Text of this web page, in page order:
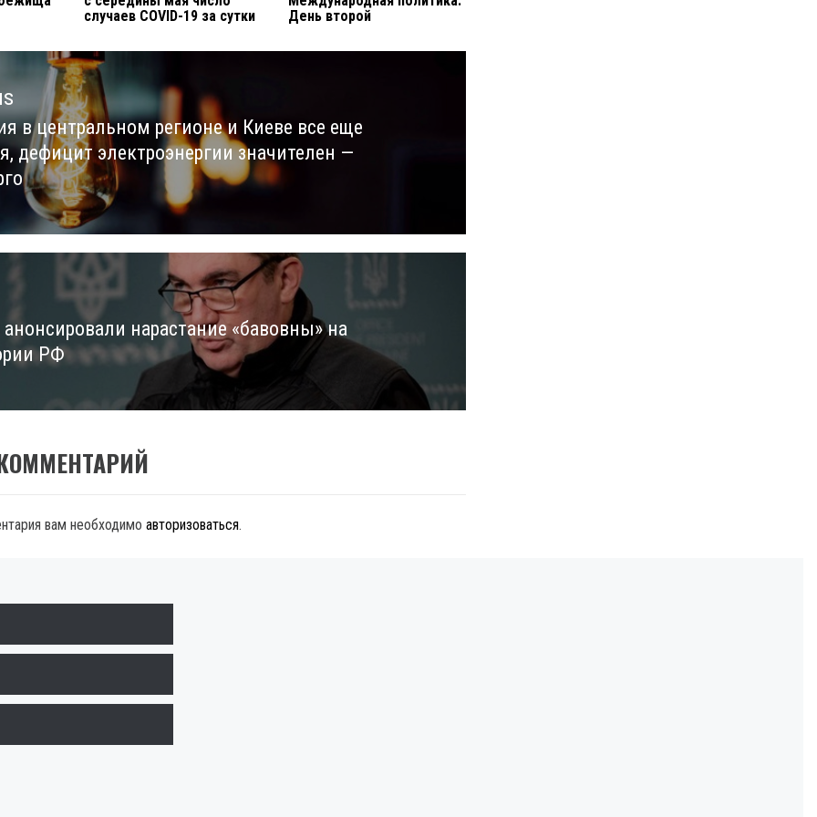
случаев COVID-19 за сутки
День второй
в центральном регионе и Киеве все еще
дефицит электроэнергии значителен —
нарастание «бавовны» на
РФ
вам необходимо авторизоваться.